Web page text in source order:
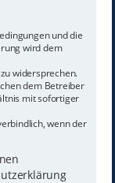
und die
wird dem
widersprechen.
dem Betreiber
mit sofortiger
wenn der